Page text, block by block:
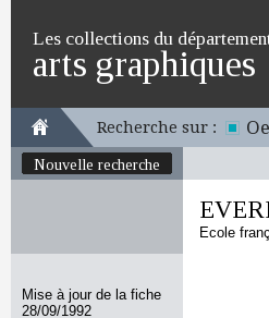
Les collections du
arts graphiques
Recherche sur :
Nouvelle recherche
Mise à jour de la fiche
28/09/1992
Ecole